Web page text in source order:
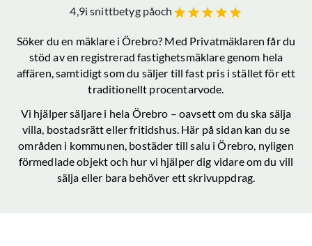
4,9i snittbetyg påoch
Söker du en mäklare i Örebro? Med Privatmäklaren får du
stöd av en registrerad fastighetsmäklare genom hela
affären, samtidigt som du säljer till fast pris i stället för ett
traditionellt procentarvode.
Vi hjälper säljare i hela Örebro – oavsett om du ska sälja
villa, bostadsrätt eller fritidshus. Här på sidan kan du se
områden i kommunen, bostäder till salu i Örebro, nyligen
förmedlade objekt och hur vi hjälper dig vidare om du vill
sälja eller bara behöver ett skrivuppdrag.